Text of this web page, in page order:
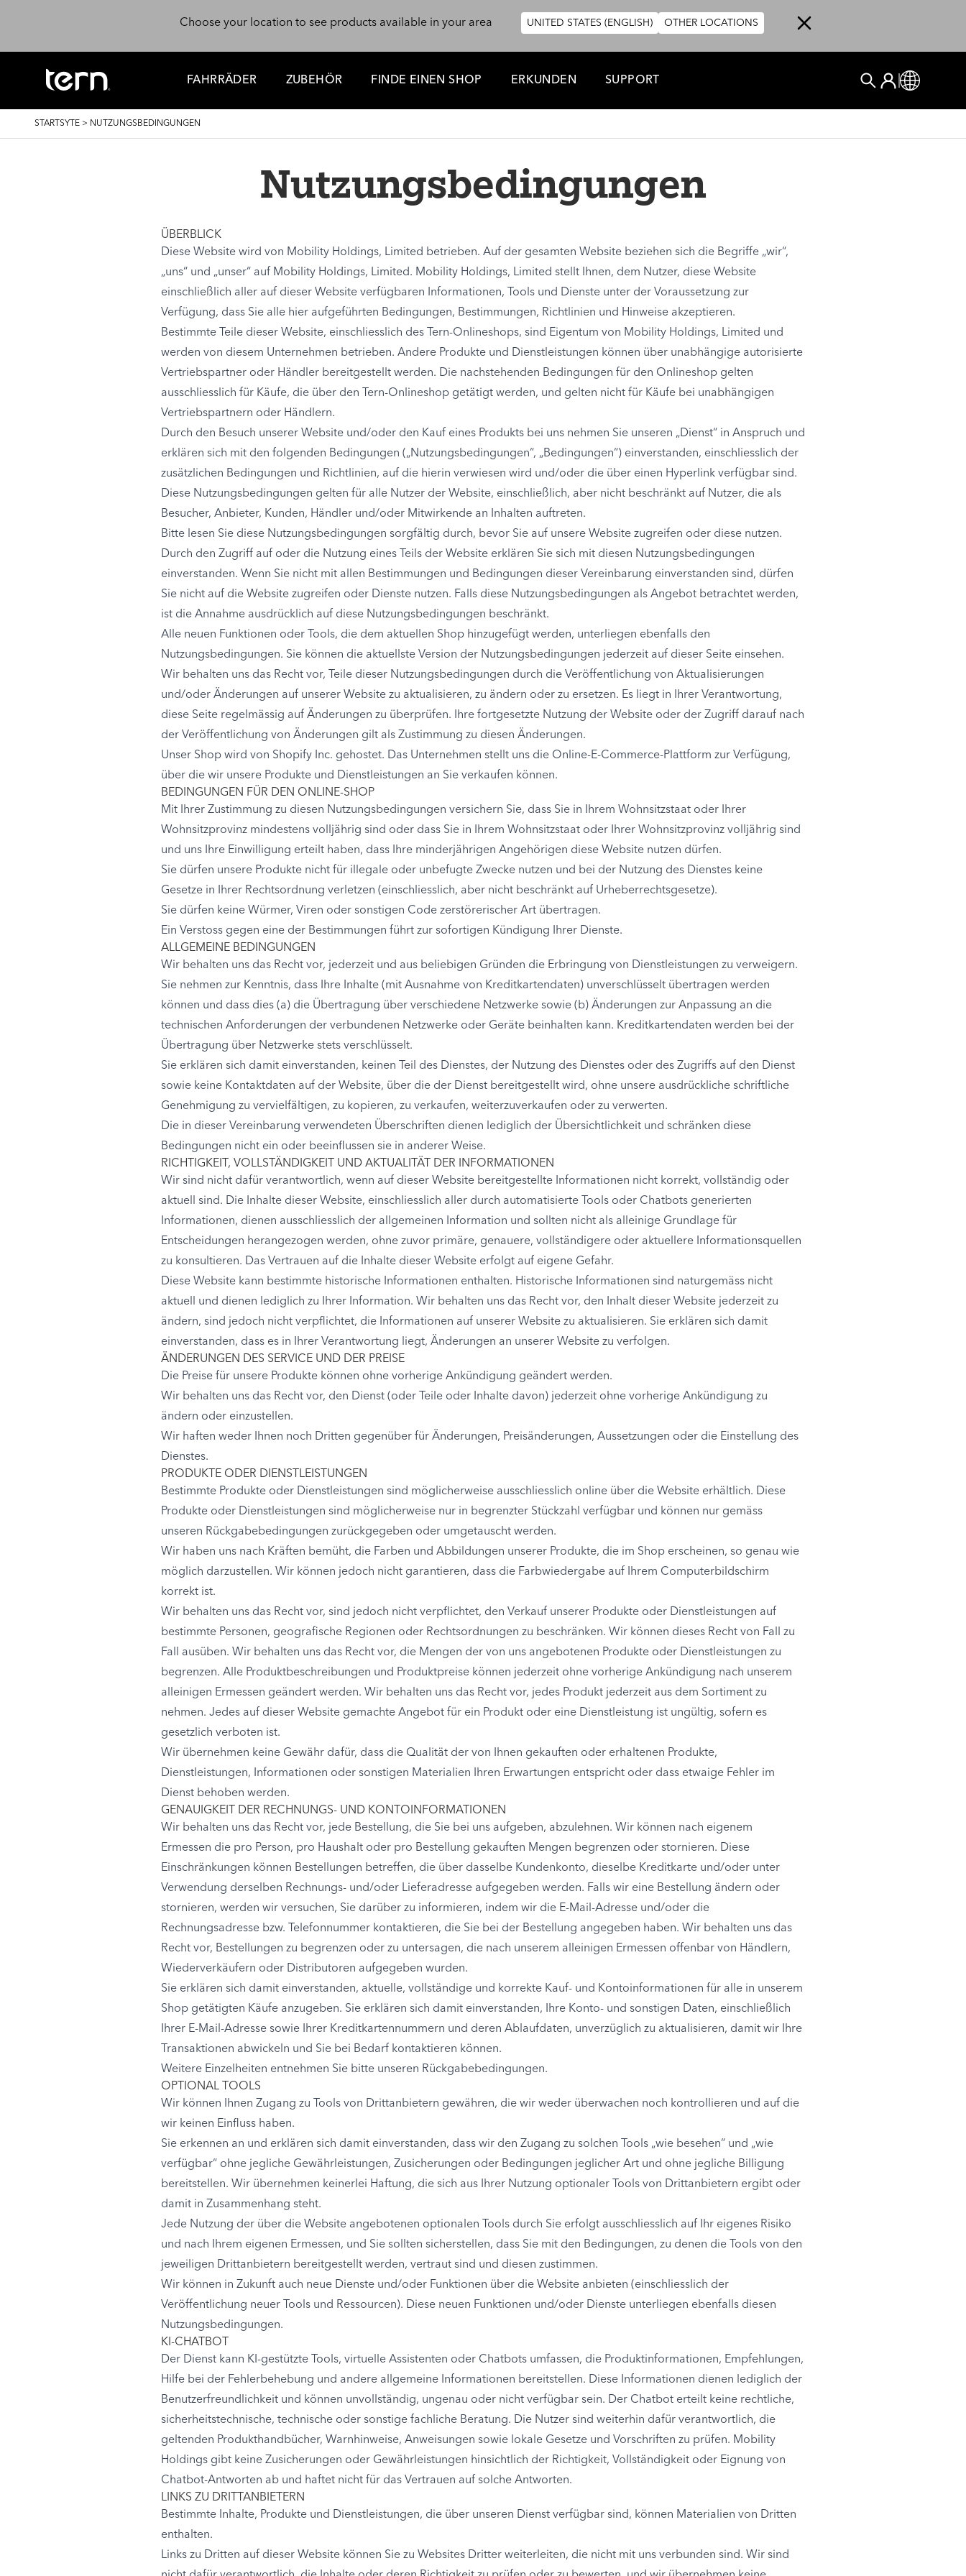
Choose your location to see products available in your area
UNITED STATES (ENGLISH) OTHER LOCATIONS
FAHRRÄDER ZUBEHÖR FINDE EINEN SHOP ERKUNDEN SUPPORT
SUCHEN
User account
Log In
Global
BREADCRUMB
STARTSYTE > NUTZUNGSBEDINGUNGEN
Nutzungsbedingungen
ÜBERBLICK
Diese Website wird von Mobility Holdings, Limited betrieben. Auf der gesamten Website beziehen sich die Begriffe „wir“,
„uns“ und „unser“ auf Mobility Holdings, Limited. Mobility Holdings, Limited stellt Ihnen, dem Nutzer, diese Website
einschließlich aller auf dieser Website verfügbaren Informationen, Tools und Dienste unter der Voraussetzung zur
Verfügung, dass Sie alle hier aufgeführten Bedingungen, Bestimmungen, Richtlinien und Hinweise akzeptieren.
Bestimmte Teile dieser Website, einschliesslich des Tern-Onlineshops, sind Eigentum von Mobility Holdings, Limited und
werden von diesem Unternehmen betrieben. Andere Produkte und Dienstleistungen können über unabhängige autorisierte
Vertriebspartner oder Händler bereitgestellt werden. Die nachstehenden Bedingungen für den Onlineshop gelten
ausschliesslich für Käufe, die über den Tern-Onlineshop getätigt werden, und gelten nicht für Käufe bei unabhängigen
Vertriebspartnern oder Händlern.
Durch den Besuch unserer Website und/oder den Kauf eines Produkts bei uns nehmen Sie unseren „Dienst“ in Anspruch und
erklären sich mit den folgenden Bedingungen („Nutzungsbedingungen“, „Bedingungen“) einverstanden, einschliesslich der
zusätzlichen Bedingungen und Richtlinien, auf die hierin verwiesen wird und/oder die über einen Hyperlink verfügbar sind.
Diese Nutzungsbedingungen gelten für alle Nutzer der Website, einschließlich, aber nicht beschränkt auf Nutzer, die als
Besucher, Anbieter, Kunden, Händler und/oder Mitwirkende an Inhalten auftreten.
Bitte lesen Sie diese Nutzungsbedingungen sorgfältig durch, bevor Sie auf unsere Website zugreifen oder diese nutzen.
Durch den Zugriff auf oder die Nutzung eines Teils der Website erklären Sie sich mit diesen Nutzungsbedingungen
einverstanden. Wenn Sie nicht mit allen Bestimmungen und Bedingungen dieser Vereinbarung einverstanden sind, dürfen
Sie nicht auf die Website zugreifen oder Dienste nutzen. Falls diese Nutzungsbedingungen als Angebot betrachtet werden,
ist die Annahme ausdrücklich auf diese Nutzungsbedingungen beschränkt.
Alle neuen Funktionen oder Tools, die dem aktuellen Shop hinzugefügt werden, unterliegen ebenfalls den
Nutzungsbedingungen. Sie können die aktuellste Version der Nutzungsbedingungen jederzeit auf dieser Seite einsehen.
Wir behalten uns das Recht vor, Teile dieser Nutzungsbedingungen durch die Veröffentlichung von Aktualisierungen
und/oder Änderungen auf unserer Website zu aktualisieren, zu ändern oder zu ersetzen. Es liegt in Ihrer Verantwortung,
diese Seite regelmässig auf Änderungen zu überprüfen. Ihre fortgesetzte Nutzung der Website oder der Zugriff darauf nach
der Veröffentlichung von Änderungen gilt als Zustimmung zu diesen Änderungen.
Unser Shop wird von Shopify Inc. gehostet. Das Unternehmen stellt uns die Online-E-Commerce-Plattform zur Verfügung,
über die wir unsere Produkte und Dienstleistungen an Sie verkaufen können.
BEDINGUNGEN FÜR DEN ONLINE-SHOP
Mit Ihrer Zustimmung zu diesen Nutzungsbedingungen versichern Sie, dass Sie in Ihrem Wohnsitzstaat oder Ihrer
Wohnsitzprovinz mindestens volljährig sind oder dass Sie in Ihrem Wohnsitzstaat oder Ihrer Wohnsitzprovinz volljährig sind
und uns Ihre Einwilligung erteilt haben, dass Ihre minderjährigen Angehörigen diese Website nutzen dürfen.
Sie dürfen unsere Produkte nicht für illegale oder unbefugte Zwecke nutzen und bei der Nutzung des Dienstes keine
Gesetze in Ihrer Rechtsordnung verletzen (einschliesslich, aber nicht beschränkt auf Urheberrechtsgesetze).
Sie dürfen keine Würmer, Viren oder sonstigen Code zerstörerischer Art übertragen.
Ein Verstoss gegen eine der Bestimmungen führt zur sofortigen Kündigung Ihrer Dienste.
ALLGEMEINE BEDINGUNGEN
Wir behalten uns das Recht vor, jederzeit und aus beliebigen Gründen die Erbringung von Dienstleistungen zu verweigern.
Sie nehmen zur Kenntnis, dass Ihre Inhalte (mit Ausnahme von Kreditkartendaten) unverschlüsselt übertragen werden
können und dass dies (a) die Übertragung über verschiedene Netzwerke sowie (b) Änderungen zur Anpassung an die
technischen Anforderungen der verbundenen Netzwerke oder Geräte beinhalten kann. Kreditkartendaten werden bei der
Übertragung über Netzwerke stets verschlüsselt.
Sie erklären sich damit einverstanden, keinen Teil des Dienstes, der Nutzung des Dienstes oder des Zugriffs auf den Dienst
sowie keine Kontaktdaten auf der Website, über die der Dienst bereitgestellt wird, ohne unsere ausdrückliche schriftliche
Genehmigung zu vervielfältigen, zu kopieren, zu verkaufen, weiterzuverkaufen oder zu verwerten.
Die in dieser Vereinbarung verwendeten Überschriften dienen lediglich der Übersichtlichkeit und schränken diese
Bedingungen nicht ein oder beeinflussen sie in anderer Weise.
RICHTIGKEIT, VOLLSTÄNDIGKEIT UND AKTUALITÄT DER INFORMATIONEN
Wir sind nicht dafür verantwortlich, wenn auf dieser Website bereitgestellte Informationen nicht korrekt, vollständig oder
aktuell sind. Die Inhalte dieser Website, einschliesslich aller durch automatisierte Tools oder Chatbots generierten
Informationen, dienen ausschliesslich der allgemeinen Information und sollten nicht als alleinige Grundlage für
Entscheidungen herangezogen werden, ohne zuvor primäre, genauere, vollständigere oder aktuellere Informationsquellen
zu konsultieren. Das Vertrauen auf die Inhalte dieser Website erfolgt auf eigene Gefahr.
Diese Website kann bestimmte historische Informationen enthalten. Historische Informationen sind naturgemäss nicht
aktuell und dienen lediglich zu Ihrer Information. Wir behalten uns das Recht vor, den Inhalt dieser Website jederzeit zu
ändern, sind jedoch nicht verpflichtet, die Informationen auf unserer Website zu aktualisieren. Sie erklären sich damit
einverstanden, dass es in Ihrer Verantwortung liegt, Änderungen an unserer Website zu verfolgen.
ÄNDERUNGEN DES SERVICE UND DER PREISE
Die Preise für unsere Produkte können ohne vorherige Ankündigung geändert werden.
Wir behalten uns das Recht vor, den Dienst (oder Teile oder Inhalte davon) jederzeit ohne vorherige Ankündigung zu
ändern oder einzustellen.
Wir haften weder Ihnen noch Dritten gegenüber für Änderungen, Preisänderungen, Aussetzungen oder die Einstellung des
Dienstes.
PRODUKTE ODER DIENSTLEISTUNGEN
Bestimmte Produkte oder Dienstleistungen sind möglicherweise ausschliesslich online über die Website erhältlich. Diese
Produkte oder Dienstleistungen sind möglicherweise nur in begrenzter Stückzahl verfügbar und können nur gemäss
unseren Rückgabebedingungen zurückgegeben oder umgetauscht werden.
Wir haben uns nach Kräften bemüht, die Farben und Abbildungen unserer Produkte, die im Shop erscheinen, so genau wie
möglich darzustellen. Wir können jedoch nicht garantieren, dass die Farbwiedergabe auf Ihrem Computerbildschirm
korrekt ist.
Wir behalten uns das Recht vor, sind jedoch nicht verpflichtet, den Verkauf unserer Produkte oder Dienstleistungen auf
bestimmte Personen, geografische Regionen oder Rechtsordnungen zu beschränken. Wir können dieses Recht von Fall zu
Fall ausüben. Wir behalten uns das Recht vor, die Mengen der von uns angebotenen Produkte oder Dienstleistungen zu
begrenzen. Alle Produktbeschreibungen und Produktpreise können jederzeit ohne vorherige Ankündigung nach unserem
alleinigen Ermessen geändert werden. Wir behalten uns das Recht vor, jedes Produkt jederzeit aus dem Sortiment zu
nehmen. Jedes auf dieser Website gemachte Angebot für ein Produkt oder eine Dienstleistung ist ungültig, sofern es
gesetzlich verboten ist.
Wir übernehmen keine Gewähr dafür, dass die Qualität der von Ihnen gekauften oder erhaltenen Produkte,
Dienstleistungen, Informationen oder sonstigen Materialien Ihren Erwartungen entspricht oder dass etwaige Fehler im
Dienst behoben werden.
GENAUIGKEIT DER RECHNUNGS- UND KONTOINFORMATIONEN
Wir behalten uns das Recht vor, jede Bestellung, die Sie bei uns aufgeben, abzulehnen. Wir können nach eigenem
Ermessen die pro Person, pro Haushalt oder pro Bestellung gekauften Mengen begrenzen oder stornieren. Diese
Einschränkungen können Bestellungen betreffen, die über dasselbe Kundenkonto, dieselbe Kreditkarte und/oder unter
Verwendung derselben Rechnungs- und/oder Lieferadresse aufgegeben werden. Falls wir eine Bestellung ändern oder
stornieren, werden wir versuchen, Sie darüber zu informieren, indem wir die E-Mail-Adresse und/oder die
Rechnungsadresse bzw. Telefonnummer kontaktieren, die Sie bei der Bestellung angegeben haben. Wir behalten uns das
Recht vor, Bestellungen zu begrenzen oder zu untersagen, die nach unserem alleinigen Ermessen offenbar von Händlern,
Wiederverkäufern oder Distributoren aufgegeben wurden.
Sie erklären sich damit einverstanden, aktuelle, vollständige und korrekte Kauf- und Kontoinformationen für alle in unserem
Shop getätigten Käufe anzugeben. Sie erklären sich damit einverstanden, Ihre Konto- und sonstigen Daten, einschließlich
Ihrer E-Mail-Adresse sowie Ihrer Kreditkartennummern und deren Ablaufdaten, unverzüglich zu aktualisieren, damit wir Ihre
Transaktionen abwickeln und Sie bei Bedarf kontaktieren können.
Weitere Einzelheiten entnehmen Sie bitte unseren Rückgabebedingungen.
OPTIONAL TOOLS
Wir können Ihnen Zugang zu Tools von Drittanbietern gewähren, die wir weder überwachen noch kontrollieren und auf die
wir keinen Einfluss haben.
Sie erkennen an und erklären sich damit einverstanden, dass wir den Zugang zu solchen Tools „wie besehen“ und „wie
verfügbar“ ohne jegliche Gewährleistungen, Zusicherungen oder Bedingungen jeglicher Art und ohne jegliche Billigung
bereitstellen. Wir übernehmen keinerlei Haftung, die sich aus Ihrer Nutzung optionaler Tools von Drittanbietern ergibt oder
damit in Zusammenhang steht.
Jede Nutzung der über die Website angebotenen optionalen Tools durch Sie erfolgt ausschliesslich auf Ihr eigenes Risiko
und nach Ihrem eigenen Ermessen, und Sie sollten sicherstellen, dass Sie mit den Bedingungen, zu denen die Tools von den
jeweiligen Drittanbietern bereitgestellt werden, vertraut sind und diesen zustimmen.
Wir können in Zukunft auch neue Dienste und/oder Funktionen über die Website anbieten (einschliesslich der
Veröffentlichung neuer Tools und Ressourcen). Diese neuen Funktionen und/oder Dienste unterliegen ebenfalls diesen
Nutzungsbedingungen.
KI-CHATBOT
Der Dienst kann KI-gestützte Tools, virtuelle Assistenten oder Chatbots umfassen, die Produktinformationen, Empfehlungen,
Hilfe bei der Fehlerbehebung und andere allgemeine Informationen bereitstellen. Diese Informationen dienen lediglich der
Benutzerfreundlichkeit und können unvollständig, ungenau oder nicht verfügbar sein. Der Chatbot erteilt keine rechtliche,
sicherheitstechnische, technische oder sonstige fachliche Beratung. Die Nutzer sind weiterhin dafür verantwortlich, die
geltenden Produkthandbücher, Warnhinweise, Anweisungen sowie lokale Gesetze und Vorschriften zu prüfen. Mobility
Holdings gibt keine Zusicherungen oder Gewährleistungen hinsichtlich der Richtigkeit, Vollständigkeit oder Eignung von
Chatbot-Antworten ab und haftet nicht für das Vertrauen auf solche Antworten.
LINKS ZU DRITTANBIETERN
Bestimmte Inhalte, Produkte und Dienstleistungen, die über unseren Dienst verfügbar sind, können Materialien von Dritten
enthalten.
Links zu Dritten auf dieser Website können Sie zu Websites Dritter weiterleiten, die nicht mit uns verbunden sind. Wir sind